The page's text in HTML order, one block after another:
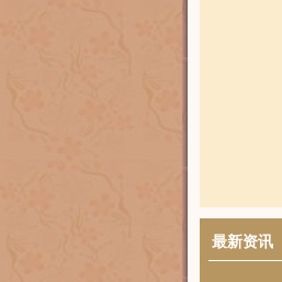
最新资讯